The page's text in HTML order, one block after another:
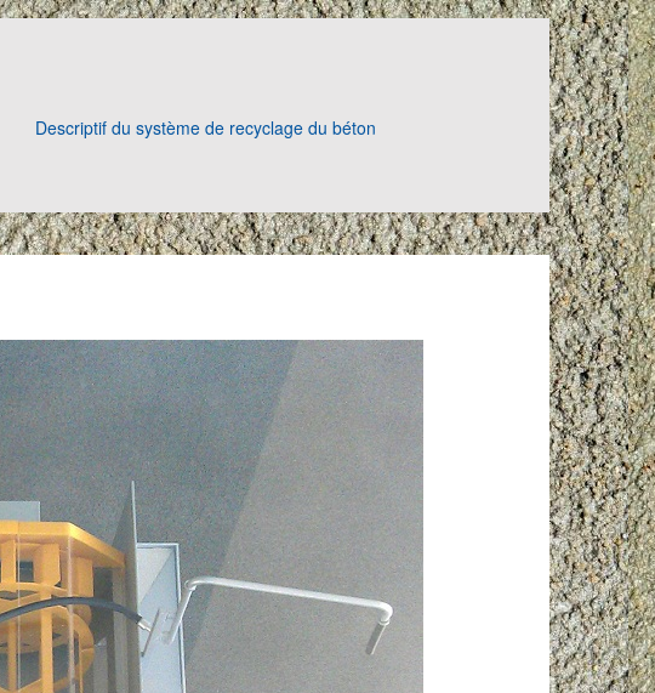
Descriptif du système de recyclage du béton